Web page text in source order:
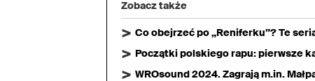
Zobacz także
Co obejrzeć po „Reniferku”? Te
Początki polskiego rapu: pierwsze
WROsound 2024. Zagrają m.in.